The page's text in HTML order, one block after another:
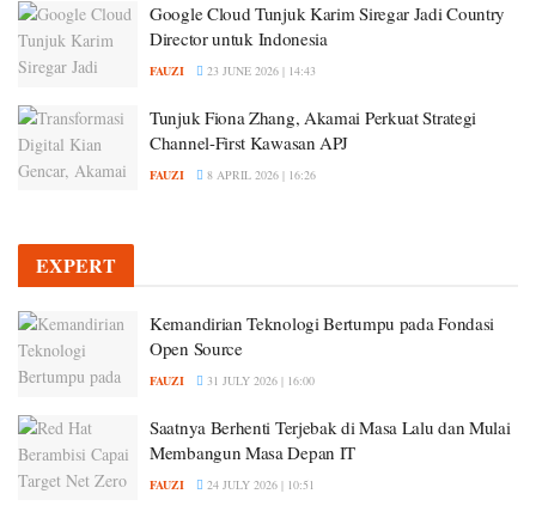
Google Cloud Tunjuk Karim Siregar Jadi Country
Director untuk Indonesia
FAUZI 23 JUNE 2026 | 14:43
Tunjuk Fiona Zhang, Akamai Perkuat Strategi
Channel-First Kawasan APJ
FAUZI 8 APRIL 2026 | 16:26
EXPERT
Kemandirian Teknologi Bertumpu pada Fondasi
Open Source
FAUZI 31 JULY 2026 | 16:00
Saatnya Berhenti Terjebak di Masa Lalu dan Mulai
Membangun Masa Depan IT
FAUZI 24 JULY 2026 | 10:51